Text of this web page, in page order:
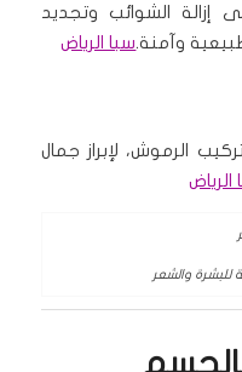
الشوائب وتجديد
وآمنة.سبا الرياض
الرموش، لإبراز جمال
الرياض
للبشرة والشعر